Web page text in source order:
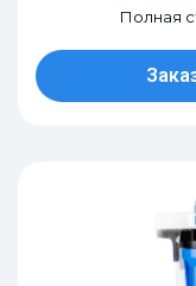
Полная